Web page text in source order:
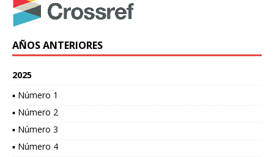
AÑOS ANTERIORES
2025
▪ Número 1
▪ Número 2
▪ Número 3
▪ Número 4